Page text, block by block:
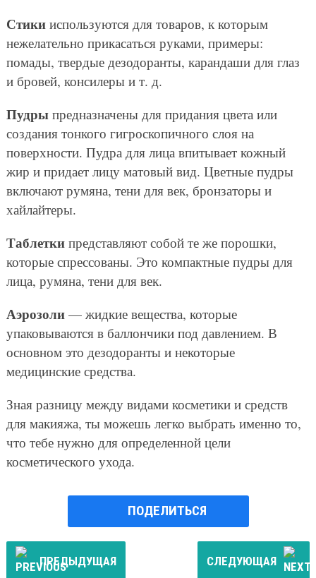
Стикииспользуются для товаров, к которым
нежелательно прикасаться руками, примеры:
помады, твердые дезодоранты, карандаши для глаз
и бровей, консилеры и т. д.
Пудрыпредназначены для придания цвета или
создания тонкого гигроскопичного слоя на
поверхности. Пудра для лица впитывает кожный
жир и придает лицу матовый вид. Цветные пудры
включают румяна, тени для век, бронзаторы и
хайлайтеры.
Таблеткипредставляют собой те же порошки,
которые спрессованы. Это компактные пудры для
лица, румяна, тени для век.
Аэрозоли— жидкие вещества, которые
упаковываются в баллончики под давлением. В
основном это дезодоранты и некоторые
медицинские средства.
Зная разницу между видами косметики и средств
для макияжа, ты можешь легко выбрать именно то,
что тебе нужно для определенной цели
косметического ухода.
ПОДЕЛИТЬСЯ
ПРЕДЫДУЩАЯ СЛЕДУЮЩАЯ